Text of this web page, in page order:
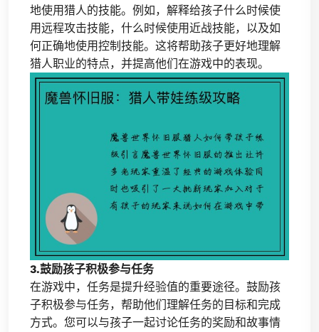
地使用猎人的技能。例如，解释给孩子什么时候使
用远程攻击技能，什么时候使用近战技能，以及如
何正确地使用控制技能。这将帮助孩子更好地理解
猎人职业的特点，并提高他们在游戏中的表现。
3.鼓励孩子积极参与任务
在游戏中，任务是提升经验值的重要途径。鼓励孩
子积极参与任务，帮助他们理解任务的目标和完成
方式。您可以与孩子一起讨论任务的奖励和故事情